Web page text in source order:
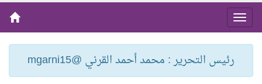
رئيس التحرير : محمد أحمد القرني @mgarni15